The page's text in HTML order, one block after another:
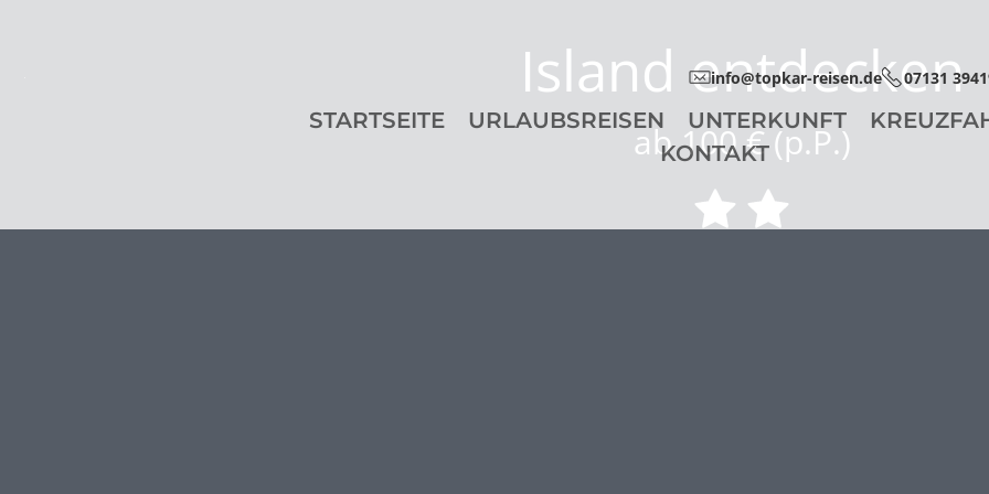
info@topkar-reisen.de 07131
STARTSEITE URLAUBSREISEN UNTERKUNFT
KONTAKT
Island entdecken
ab 100 € (p.P.)